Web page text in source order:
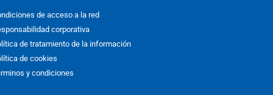
de acceso a la red
corporativa
de tratamiento de la información
de cookies
y condiciones